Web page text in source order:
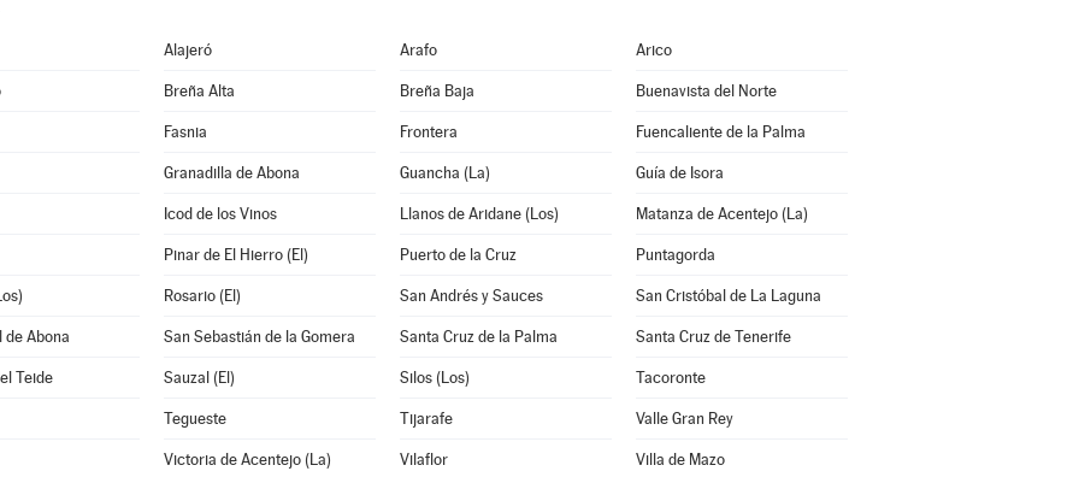
Alajeró Arafo Arico
Breña Alta Breña Baja Buenavista del Norte
Fasnia Frontera Fuencaliente de la Palma
Granadilla de Abona Guancha (La) Guía de Isora
Icod de los Vinos Llanos de Aridane (Los) Matanza de Acentejo (La)
Pinar de El Hierro (El) Puerto de la Cruz Puntagorda
Rosario (El) San Andrés y Sauces San Cristóbal de La Laguna
de Abona San Sebastián de la Gomera Santa Cruz de la Palma Santa Cruz de Tenerife
Teide Sauzal (El) Silos (Los) Tacoronte
Tegueste Tijarafe Valle Gran Rey
Victoria de Acentejo (La) Vilaflor Villa de Mazo